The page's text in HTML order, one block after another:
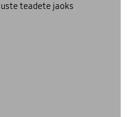
teadete jaoks